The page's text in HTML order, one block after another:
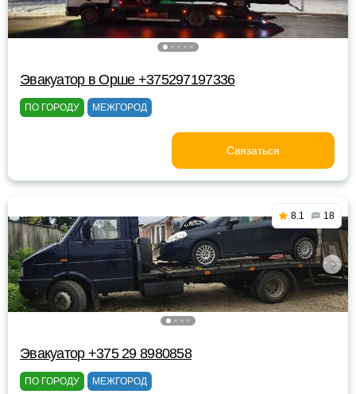
Эвакуатор в Орше +375297197336
ПО ГОРОДУ МЕЖГОРОД
Связаться
8.1 18
Эвакуатор +375 29 8980858
ПО ГОРОДУ МЕЖГОРОД